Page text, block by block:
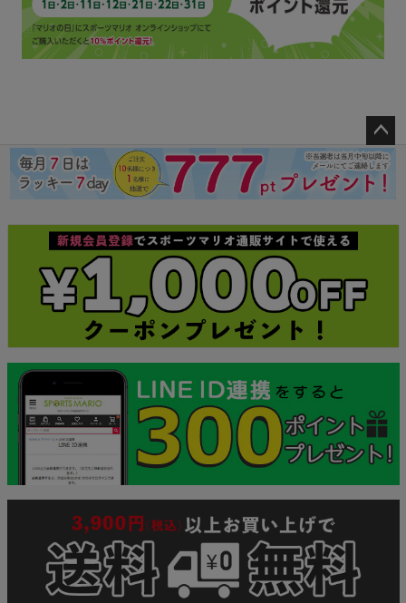
ペー
ジト
ップ